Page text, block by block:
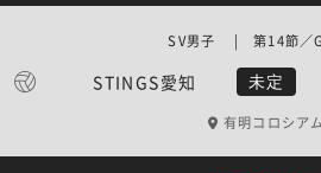
STINGS愛知 未定
SV男子 | 第14節／
有明コロシア